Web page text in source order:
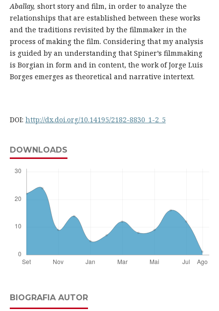
Aballay, short story and film, in order to analyze the
relationships that are established between these works
and the traditions revisited by the filmmaker in the
process of making the film. Considering that my analysis
is guided by an understanding that Spiner’s filmmaking
is Borgian in form and in content, the work of Jorge Luis
Borges emerges as theoretical and narrative intertext.
DOI: http://dx.doi.org/10.14195/2182-8830_1-2_5
DOWNLOADS
BIOGRAFIA AUTOR